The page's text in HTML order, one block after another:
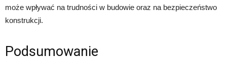
może wpływać na trudności w budowie oraz na bezpieczeństwo
konstrukcji.
Podsumowanie